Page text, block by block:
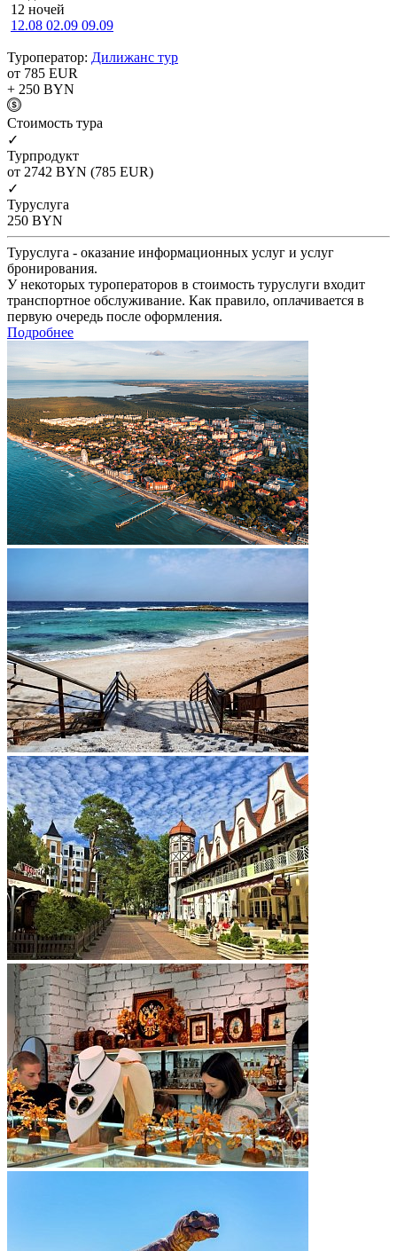
12 ночей
12.08 02.09 09.09
Туроператор: Дилижанс тур
от 785 EUR
+ 250 BYN
Cтоимость тура
✓
Турпродукт
от 2742 BYN (785 EUR)
✓
Туруслуга
250 BYN
Туруслуга - оказание информационных услуг и услуг
бронирования.
У некоторых туроператоров в стоимость туруслуги входит
транспортное обслуживание. Как правило, оплачивается в
первую очередь после оформления.
Подробнее